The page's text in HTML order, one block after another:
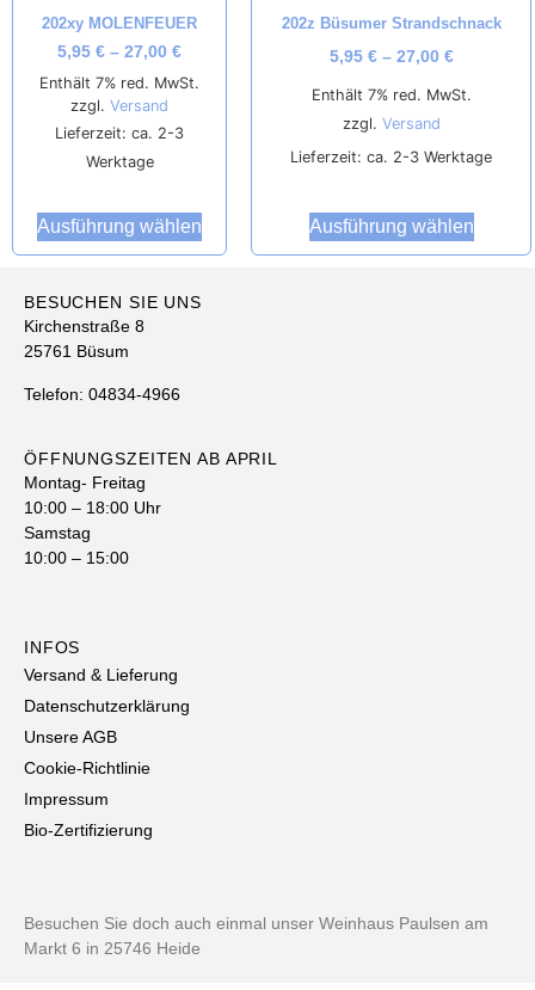
202xy MOLENFEUER
5,95 € – 27,00 €
Enthält 7% red. MwSt.
zzgl. Versand
Lieferzeit: ca. 2-3
Werktage
Ausführung wählen
202z Büsumer Strandschnack
5,95 € – 27,00 €
Enthält 7% red. MwSt.
zzgl. Versand
Lieferzeit: ca. 2-3 Werktage
Ausführung wählen
BESUCHEN SIE UNS
Kirchenstraße 8
25761 Büsum
Telefon: 04834-4966
ÖFFNUNGSZEITEN AB APRIL
Montag- Freitag
10:00 – 18:00 Uhr
Samstag
10:00 – 15:00
INFOS
Versand & Lieferung
Datenschutzerklärung
Unsere AGB
Cookie-Richtlinie
Impressum
Bio-Zertifizierung
Besuchen Sie doch auch einmal unser Weinhaus Paulsen am
Markt 6 in 25746 Heide